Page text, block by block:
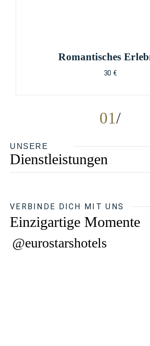
01
Romantisches
30 €
UNSERE
Dienstleistungen
VERBINDE DICH MIT UNS
Einzigartige Momente
@eurostarshotels